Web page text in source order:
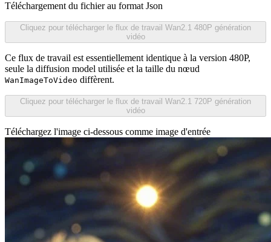
Téléchargement du fichier au format Json
Cliquez pour télécharger le flux de travail Wan2.1 480P génération
vidéo
Ce flux de travail est essentiellement identique à la version 480P,
seule la diffusion model utilisée et la taille du nœud
WanImageToVideo diffèrent.
Cliquez pour télécharger le flux de travail Wan2.1 720P génération
vidéo
Téléchargez l'image ci-dessous comme image d'entrée